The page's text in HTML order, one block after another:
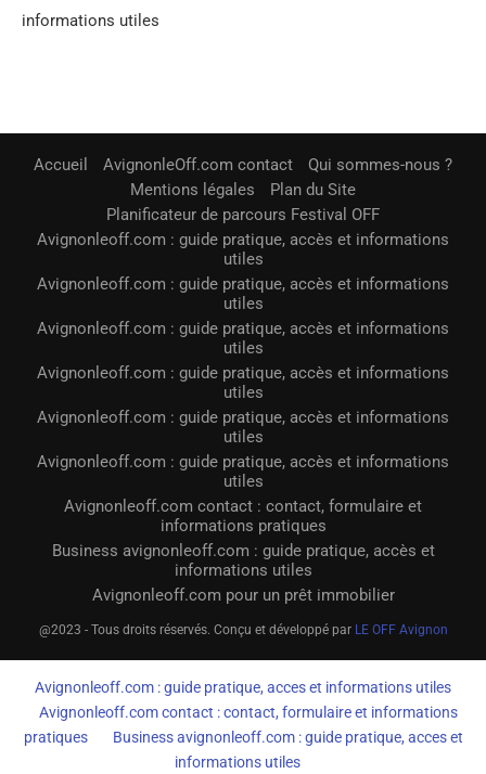
informations utiles
Accueil AvignonleOff.com contact
Qui sommes-nous ?
Mentions légales
Plan du Site
Planificateur de parcours Festival OFF
Avignonleoff.com : guide pratique, accès et informations
utiles
Avignonleoff.com : guide pratique, accès et informations
utiles
Avignonleoff.com : guide pratique, accès et informations
utiles
Avignonleoff.com : guide pratique, accès et informations
utiles
Avignonleoff.com : guide pratique, accès et informations
utiles
Avignonleoff.com : guide pratique, accès et informations
utiles
Avignonleoff.com contact : contact, formulaire et
informations pratiques
Business avignonleoff.com : guide pratique, accès et
informations utiles
Avignonleoff.com pour un prêt immobilier
@2023 - Tous droits réservés. Conçu et développé par LE OFF Avignon
Avignonleoff.com : guide pratique, acces et informations utiles
Avignonleoff.com contact : contact, formulaire et informations
pratiques
Business avignonleoff.com : guide pratique, acces et
informations utiles